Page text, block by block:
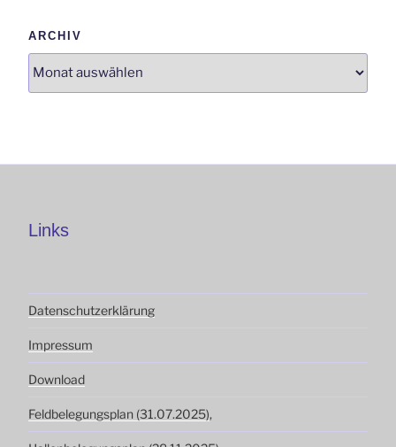
ARCHIV
Links
Datenschutzerklärung
Impressum
Download
Feldbelegungsplan (31.07.2025),